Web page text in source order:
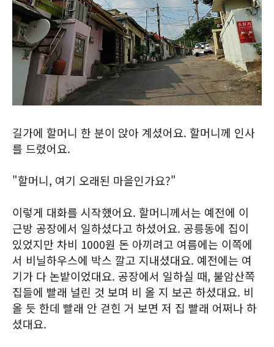
길가에 할머니 한 분이 앉아 계셨어요. 할머니께 인사
를 드렸어요.
"할머니, 여기 오래된 마을인가요?"
이렇게 대화를 시작했어요. 할머니께서는 예전에 이
근방 공장에서 일하셨다고 하셨어요. 공릉동에 집이
있었지만 차비 1000원 돈 아끼려고 여름에는 이쪽에
서 비닐하우스에 박스 깔고 지내셨대요. 예전에는 여
기가 다 논밭이었대요. 공장에서 일하실 때, 불암산쪽
집들에 빨래 널린 것 보며 비 올 지 보곤 하셨대요. 비
올 듯 한데 빨래 안 걷힌 거 보면 저 집 빨래 어쩌나 하
셨대요.